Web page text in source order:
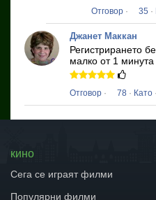
Отговор · 35 ·
Джанет Маккан
Регистрирането
малко от 1
Отговор · 78 · Като
кино
Сега се играят филми
Популярни филми